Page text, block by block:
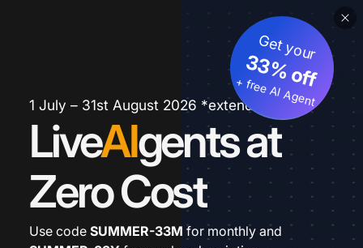
1 July – 31st August 2026 *extended
LiveAIgents at
Zero Cost
Get your
33% off
+ free AI Agent
Use code SUMMER-33M for monthly and